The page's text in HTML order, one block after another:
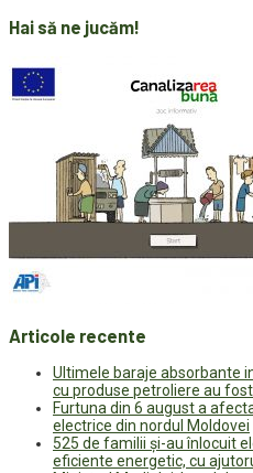
Hai să ne jucăm!
Articole recente
Ultimele baraje absorbante
cu produse petroliere au
Furtuna din 6 august a
electrice din nordul Moldovei
525 de familii și-au înlocuit
eficiente energetic, cu